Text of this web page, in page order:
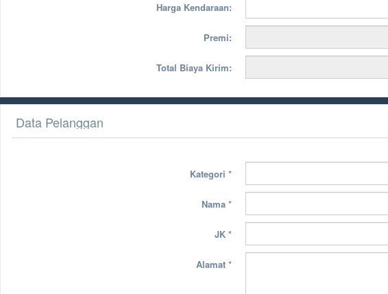
Harga Kendaraan:
Premi:
Total Biaya Kirim:
Data Pelanggan
Kategori *
Nama *
JK *
Alamat *